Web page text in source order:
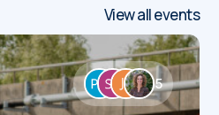
View all events
5